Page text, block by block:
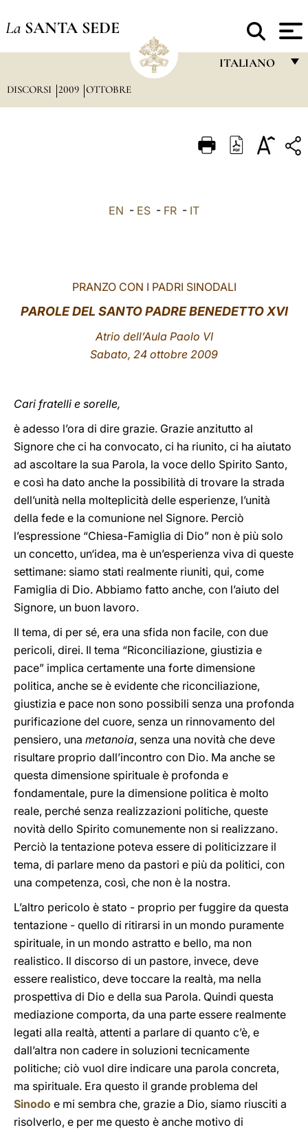
La SANTA SEDE
ITALIANO
ITALIANO
中文
DISCORSI 2009 OTTOBRE
EN - ES - FR - IT
PRANZO CON I PADRI SINODALI
PAROLE DEL SANTO PADRE BENEDETTO XVI
Atrio dell’Aula Paolo VI
Sabato, 24 ottobre 2009
Cari fratelli e sorelle,
è adesso l’ora di dire grazie. Grazie anzitutto al
Signore che ci ha convocato, ci ha riunito, ci ha aiutato
ad ascoltare la sua Parola, la voce dello Spirito Santo,
e così ha dato anche la possibilità di trovare la strada
dell’unità nella molteplicità delle esperienze, l’unità
della fede e la comunione nel Signore. Perciò
l’espressione “Chiesa-Famiglia di Dio” non è più solo
un concetto, un‘idea, ma è un’esperienza viva di queste
settimane: siamo stati realmente riuniti, qui, come
Famiglia di Dio. Abbiamo fatto anche, con l’aiuto del
Signore, un buon lavoro.
Il tema, di per sé, era una sfida non facile, con due
pericoli, direi. Il tema “Riconciliazione, giustizia e
pace” implica certamente una forte dimensione
politica, anche se è evidente che riconciliazione,
giustizia e pace non sono possibili senza una profonda
purificazione del cuore, senza un rinnovamento del
pensiero, una metanoia, senza una novità che deve
risultare proprio dall’incontro con Dio. Ma anche se
questa dimensione spirituale è profonda e
fondamentale, pure la dimensione politica è molto
reale, perché senza realizzazioni politiche, queste
novità dello Spirito comunemente non si realizzano.
Perciò la tentazione poteva essere di politicizzare il
tema, di parlare meno da pastori e più da politici, con
una competenza, così, che non è la nostra.
L’altro pericolo è stato - proprio per fuggire da questa
tentazione - quello di ritirarsi in un mondo puramente
spirituale, in un mondo astratto e bello, ma non
realistico. Il discorso di un pastore, invece, deve
essere realistico, deve toccare la realtà, ma nella
prospettiva di Dio e della sua Parola. Quindi questa
mediazione comporta, da una parte essere realmente
legati alla realtà, attenti a parlare di quanto c’è, e
dall’altra non cadere in soluzioni tecnicamente
politiche; ciò vuol dire indicare una parola concreta,
ma spirituale. Era questo il grande problema del
Sinodo e mi sembra che, grazie a Dio, siamo riusciti a
risolverlo, e per me questo è anche motivo di